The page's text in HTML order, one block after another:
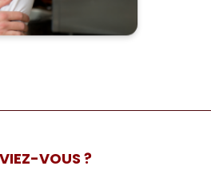
VOUS ?